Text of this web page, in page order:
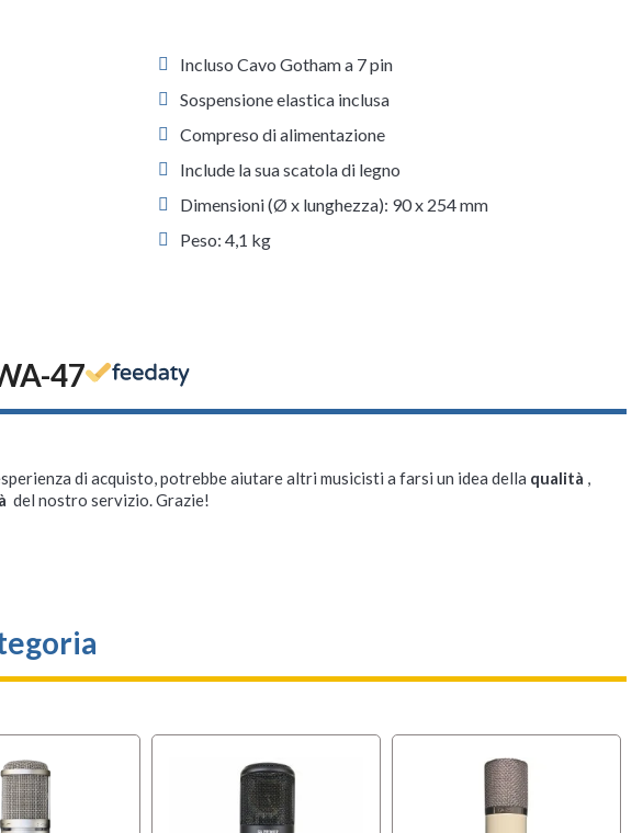
Incluso Cavo Gotham a 7 pin
Sospensione elastica inclusa
Compreso di alimentazione
Include la sua scatola di legno
Dimensioni (Ø x lunghezza): 90 x 254 mm
Peso: 4,1 kg
47
di acquisto, potrebbe aiutare altri musicisti a farsi un idea della qualità ,
del nostro servizio. Grazie!